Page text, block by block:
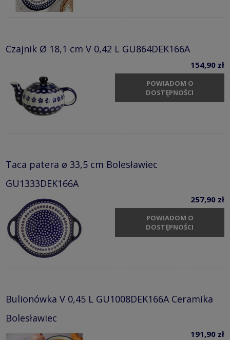
Czajnik Ø 18,1 cm V 0,42 L GU864DEK166A
154,90 zł
POWIADOM O
DOSTĘPNOŚCI
Taca patera ø 33,5 cm Bolesławiec
GU1333DEK166A
257,90 zł
POWIADOM O
DOSTĘPNOŚCI
Bulionówka V 0,45 L GU1008DEK166A Ceramika
Bolesławiec
191,90 zł